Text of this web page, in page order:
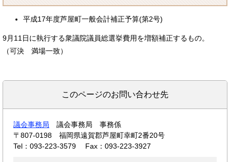
平成17年度芦屋町一般会計補正予算(第2号)
9月11日に執行する衆議院議員総選挙費用を増額補正するもの。
（可決 満場一致）
このページのお問い合わせ先
議会事務局
議会事務局 事務係
〒807-0198
福岡県遠賀郡芦屋町幸町2番20号
Tel：093-223-3579
Fax：093-223-3927